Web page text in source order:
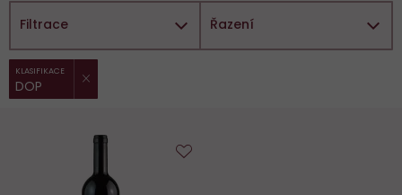
Filtrace
Vybrané
filtry:
KLASIFIKACE
DOP
Řazení